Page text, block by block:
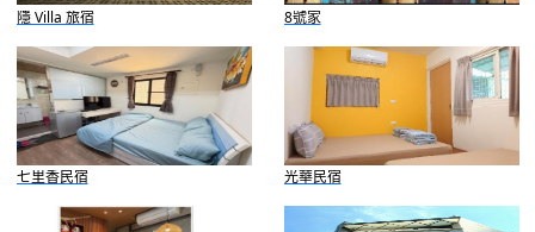
隱 Villa 旅宿 8號家
七里香民宿 光華民宿